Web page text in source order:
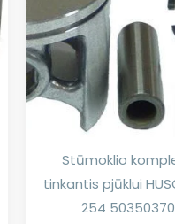
Stūmoklio
tinkantis pjūklui
254